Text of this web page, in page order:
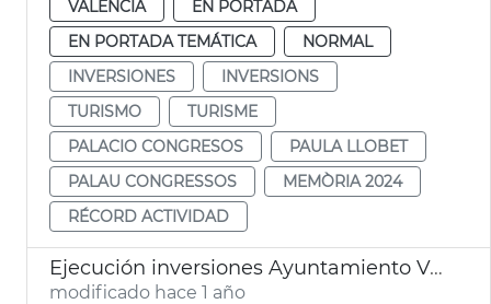
VALENCIA
EN PORTADA
EN PORTADA TEMÁTICA
NORMAL
INVERSIONES
INVERSIONS
TURISMO
TURISME
PALACIO CONGRESOS
PAULA LLOBET
PALAU CONGRESSOS
MEMÒRIA 2024
RÉCORD ACTIVIDAD
Ejecución inversiones Ayuntamiento València 2025
modificado hace 1 año